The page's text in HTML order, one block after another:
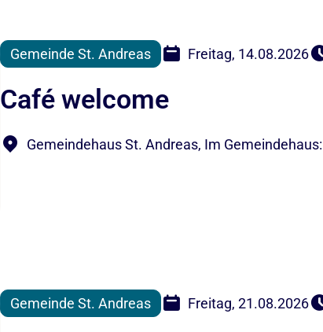
Gemeinde St. Andreas Freitag, 14.08.2026
Café welcome
Gemeindehaus St. Andreas, Im
Gemeinde St. Andreas Freitag, 21.08.2026